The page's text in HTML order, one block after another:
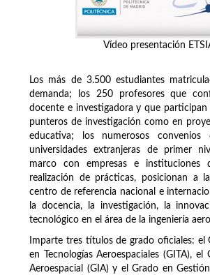
Vídeo presentación
Los más de 3.500 estudiantes
demanda; los 250 profesores que
docente e investigadora y que
punteros de investigación como en
educativa; los numerosos
universidades extranjeras de primer
marco con empresas e instituciones
realización de prácticas, posicionan a
centro de referencia nacional e
la docencia, la investigación, la
tecnológico en el área de la ingeniería
Imparte tres títulos de grado oficiales: el
en Tecnologías Aeroespaciales (GITA), el
Aeroespacial (GIA) y el Grado en